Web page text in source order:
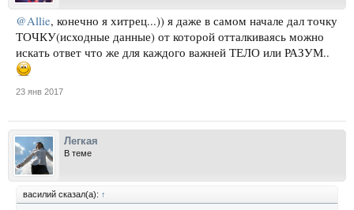
@Allie, конечно я хитрец...)) я даже в самом начале дал точку
ТОЧКУ(исходные данные) от которой отталкиваясь можно
искать ответ что же для каждого важней ТЕЛО или РАЗУМ..
23 янв 2017
Легкая
В теме
василий сказал(а): ↑